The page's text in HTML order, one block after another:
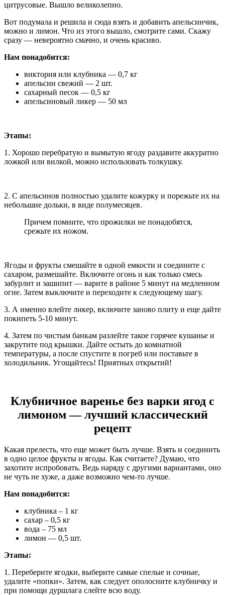
цитрусовые. Вышло великолепно.
Вот подумала и решила и сюда взять и добавить апельсинчик,
можно и лимон. Что из этого вышло, смотрите сами. Скажу
сразу — невероятно смачно, и очень красиво.
Нам понадобится:
виктория или клубника — 0,7 кг
апельсин свежий — 2 шт.
сахарный песок — 0,5 кг
апельсиновый ликер — 50 мл
Этапы:
1. Хорошо перебратую и вымытую ягоду раздавите аккуратно
ложкой или вилкой, можно использовать толкушку.
2. С апельсинов полностью удалите кожурку и порежьте их на
небольшие дольки, в виде полумесяцев.
Причем помните, что прожилки не понадобятся,
срежьте их ножом.
Ягоды и фрукты смешайте в одной емкости и соедините с
сахаром, размешайте. Включите огонь и как только смесь
забурлит и зашипит — варите в районе 5 минут на медленном
огне. Затем выключите и переходите к следующему шагу.
3. А именно влейте ликер, включите заново плиту и еще дайте
покипеть 5-10 минут.
4. Затем по чистым банкам разлейте такое горячее кушанье и
закрутите под крышки. Дайте остыть до комнатной
температуры, а после спустите в погреб или поставьте в
холодильник. Угощайтесь! Приятных открытий!
Клубничное варенье без варки ягод с
лимоном — лучший классический
рецепт
Какая прелесть, что еще может быть лучше. Взять и соединить
в одно целое фрукты и ягоды. Как считаете? Думаю, что
захотите испробовать. Ведь наряду с другими вариантами, оно
не чуть не хуже, а даже возможно чем-то лучше.
Нам понадобится:
клубника – 1 кг
сахар – 0,5 кг
вода – 75 мл
лимон — 0,5 шт.
Этапы:
1. Переберите ягодки, выберите самые спелые и сочные,
удалите «попки». Затем, как следует ополосните клубничку и
при помощи дуршлага слейте всю воду.